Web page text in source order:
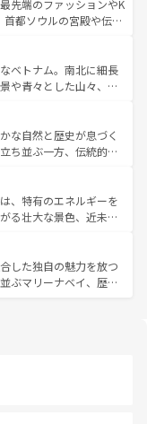
存分に味わいつくそ
れる人に新しい発見と
深い台湾の食文化も魅
バラエティ豊かな料理
報は コンテンツ一覧を参
先端のファッションやK
都ソウルの宮殿や伝統
自然美を楽しむことが
品のストリートフード
いる。夜には、韓国な
な魅力を心ゆくまで味
、新着の韓国情報はコンテンツ一
ベトナム。南北に細長
や青々とした山々、世
ノイの古い町並みやホ
物も、独特の雰囲気を
の豊かさとおいしさで
ムコーヒーなどは、ぜ
れてもあたたかい人々
と忘れられない旅にな
な自然と歴史が息づく
ち並ぶ一方、伝統的な
ェンマイなどの山岳地
ケットやクラビの美し
とができる。タイ料理
季節にも異なる楽しみ
人々、仏教を中心とし
訪れる旅人を魅了し続
、特有のエネルギーを
る壮大な景色、近未来
観光スポットが密集し
のも魅力。息をのむよ
港を存分に楽しみ尽く
した独自の魅力を放つ
ぶマリーナベイ、歴史
める外せないスポット